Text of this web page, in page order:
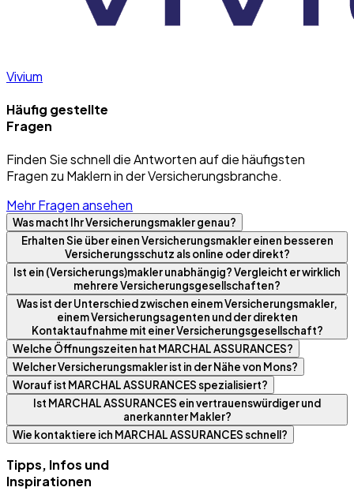
Vivium
Häufig gestellte
Fragen
Finden Sie schnell die Antworten auf die häufigsten
Fragen zu Maklern in der Versicherungsbranche.
Mehr Fragen ansehen
Was macht Ihr Versicherungsmakler genau?
Erhalten Sie über einen Versicherungsmakler einen besseren
Versicherungsschutz als online oder direkt?
Ist ein (Versicherungs)makler unabhängig? Vergleicht er wirklich
mehrere Versicherungsgesellschaften?
Was ist der Unterschied zwischen einem Versicherungsmakler,
einem Versicherungsagenten und der direkten
Kontaktaufnahme mit einer Versicherungsgesellschaft?
Welche Öffnungszeiten hat MARCHAL ASSURANCES?
Welcher Versicherungsmakler ist in der Nähe von Mons?
Worauf ist MARCHAL ASSURANCES spezialisiert?
Ist MARCHAL ASSURANCES ein vertrauenswürdiger und
anerkannter Makler?
Wie kontaktiere ich MARCHAL ASSURANCES schnell?
Tipps, Infos und
Inspirationen